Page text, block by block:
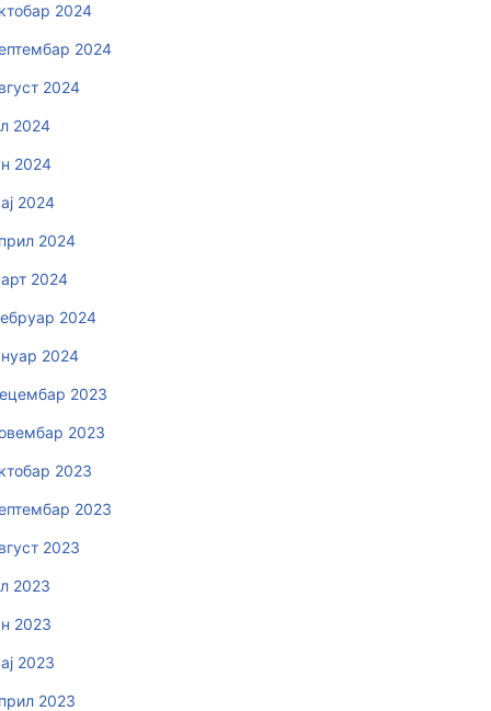
2024
2024
2024
2024
2024
2024
2024
2024
2024
2024
2023
2023
2023
2023
2023
2023
2023
2023
2023